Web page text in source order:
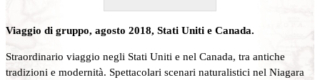
Viaggio di gruppo, agosto 2018, Stati Uniti e Canada.
Straordinario viaggio negli Stati Uniti e nel Canada, tra antiche
tradizioni e modernità. Spettacolari scenari naturalistici nel Niagara